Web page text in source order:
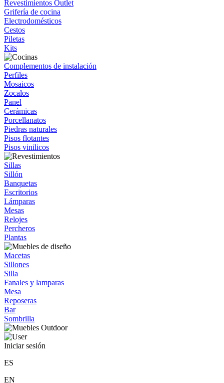
Revestimientos Outlet
Grifería de cocina
Electrodomésticos
Cestos
Piletas
Kits
Complementos de instalación
Perfiles
Mosaicos
Zocalos
Panel
Cerámicas
Porcellanatos
Piedras naturales
Pisos flotantes
Pisos vinilicos
Sillas
Sillón
Banquetas
Escritorios
Lámparas
Mesas
Relojes
Percheros
Plantas
Macetas
Sillones
Silla
Fanales y lamparas
Mesa
Reposeras
Bar
Sombrilla
Iniciar sesión
ES
EN